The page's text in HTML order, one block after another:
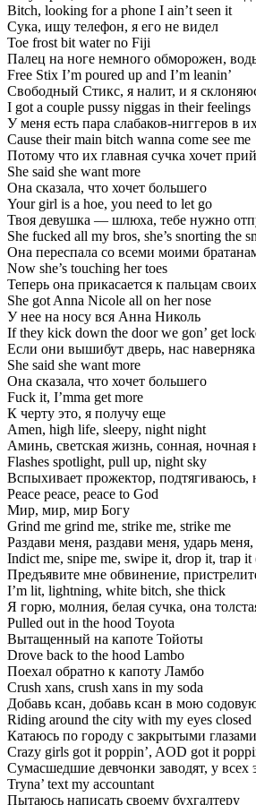
Bitch, looking for a phone I ain’t seen it
Сука, ищу телефон, я его не видел
Toe frost bit water no Fiji
Палец на ноге немного обморожен,
Free Stix I’m poured up and I’m leanin’
Свободный Стикс, я налит, и я
I got a couple pussy niggas in their feelings
У меня есть пара слабаков-ниггеров в
Cause their main bitch wanna come see me
Потому что их главная сучка хочет
She said she want more
Она сказала, что хочет большего
Your girl is a hoe, you need to let go
Твоя девушка — шлюха, тебе нужно
She fucked all my bros, she’s snorting the
Она переспала со всеми моими
Now she’s touching her toes
Теперь она прикасается к пальцам
She got Anna Nicole all on her nose
У нее на носу вся Анна Николь
If they kick down the door we gon’ get
Если они вышибут дверь, нас наверняка
She said she want more
Она сказала, что хочет большего
Fuck it, I’mma get more
К черту это, я получу еще
Amen, high life, sleepy, night night
Аминь, светская жизнь, сонная, ночная
Flashes spotlight, pull up, night sky
Вспыхивает прожектор, подтягиваюсь,
Peace peace, peace to God
Мир, мир, мир Богу
Grind me grind me, strike me, strike me
Раздави меня, раздави меня, ударь
Indict me, snipe me, swipe it, drop it, trap it
Предъявите мне обвинение,
I’m lit, lightning, white bitch, she thick
Я горю, молния, белая сучка, она
Pulled out in the hood Toyota
Вытащенный на капоте Тойоты
Drove back to the hood Lambo
Поехал обратно к капоту Ламбо
Crush xans, crush xans in my soda
Добавь ксан, добавь ксан в мою
Riding around the city with my eyes closed
Катаюсь по городу с закрытыми глазами
Crazy girls got it poppin’, AOD got it
Сумасшедшие девчонки заводят, у всех
Tryna’ text my accountant
Пытаюсь написать своему бухгалтеру